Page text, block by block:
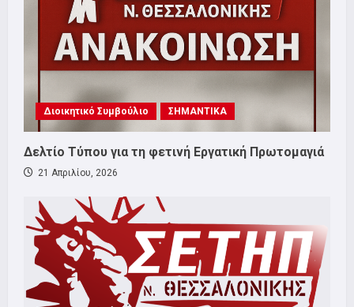
Διοικητικό Συμβούλιο ΣΗΜΑΝΤΙΚΑ
Δελτίο Τύπου για τη φετινή Εργατική Πρωτομαγιά
21 Απριλίου, 2026